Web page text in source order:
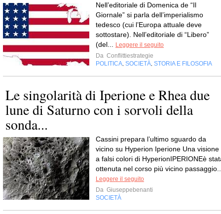
Nell’editoriale di Domenica de “Il
Giornale” si parla dell’imperialismo
tedesco (cui l’Europa attuale deve
sottostare). Nell’editoriale di “Libero”
(del...
Leggere il seguito
Da Conflittiestrategie
POLITICA SOCIETÀ STORIA E FILOSOFIA
Le singolarità di Iperione e Rhea due
lune di Saturno con i sorvoli della
sonda...
Cassini prepara l’ultimo sguardo da
vicino su Hyperion Iperione Una visione
a falsi colori di HyperionIPERIONEè
ottenuta nel corso più vicino
Leggere il seguito
Da Giuseppebenanti
SOCIETÀ